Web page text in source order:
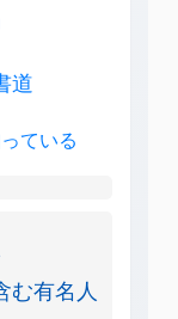
道
ている
む有名人